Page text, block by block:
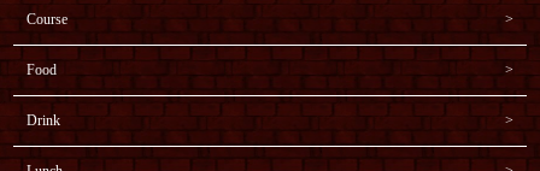
Course
Food
Drink